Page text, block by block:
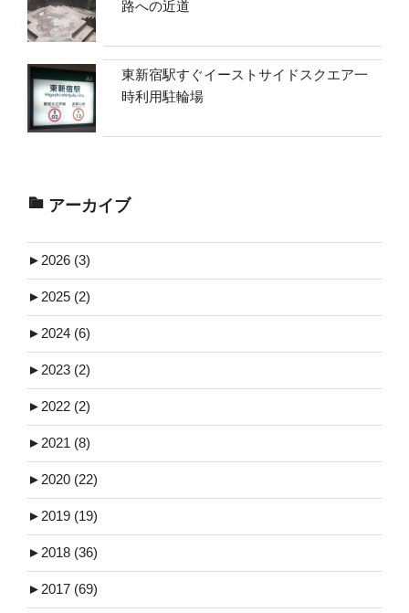
路への近道
東新宿駅すぐイーストサイドスクエア一
時利用駐輪場
アーカイブ
► 2026 (3)
► 2025 (2)
► 2024 (6)
► 2023 (2)
► 2022 (2)
► 2021 (8)
► 2020 (22)
► 2019 (19)
► 2018 (36)
► 2017 (69)